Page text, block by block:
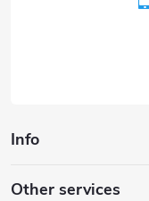
Info
Other services